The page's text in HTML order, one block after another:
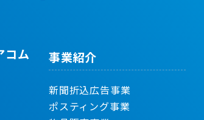
コム 事業紹介
新聞折込広告事業
ポスティング事業